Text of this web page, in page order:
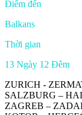
Điểm đến
Balkans
Thời gian
13 Ngày 12 Đêm
ZURICH ‐
SALZBURG –
ZAGREB –